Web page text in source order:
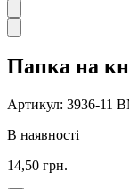
Папка на
Артикул: 3936-11
В наявності
14,50 грн.